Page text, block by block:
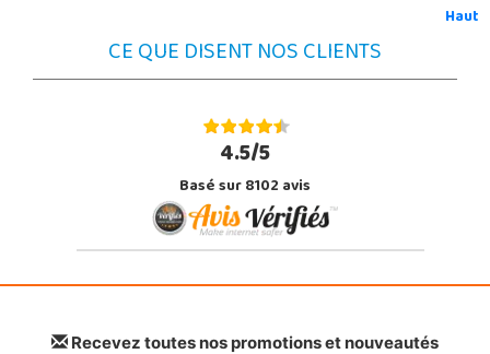
Haut
CE QUE DISENT NOS CLIENTS
4.5/5
Basé sur 8102 avis
Recevez toutes nos promotions et nouveautés